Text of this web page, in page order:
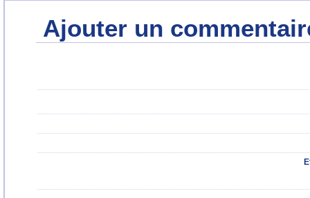
Ajouter un